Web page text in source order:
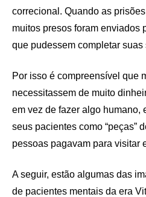
correcional. Quando as
muitos presos foram enviados
que pudessem completar suas
Por isso é compreensível que
necessitassem de muito
em vez de fazer algo humano,
seus pacientes como “peças”
pessoas pagavam para visitar
A seguir, estão algumas das
de pacientes mentais da era